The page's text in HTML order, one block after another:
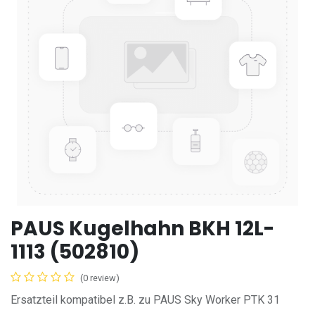
PAUS Kugelhahn BKH 12L-
1113 (502810)
(0 review)
Ersatzteil kompatibel z.B. zu PAUS Sky Worker PTK 31